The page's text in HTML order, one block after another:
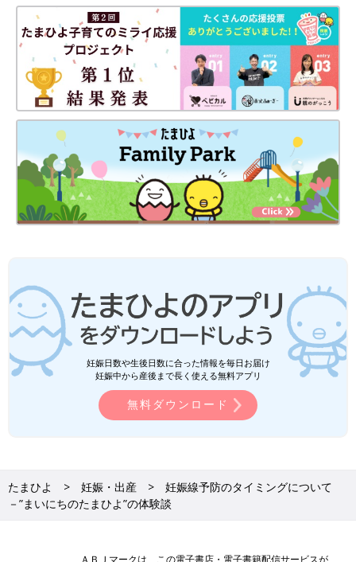
妊娠日数や生後日数に合った情報を毎日お届け
妊娠中から産後まで長く使える無料アプリ
無料ダウンロード
たまひよ 妊娠・出産
妊娠線予防のタイミングについて
－”まいにちのたまひよ”の体験談